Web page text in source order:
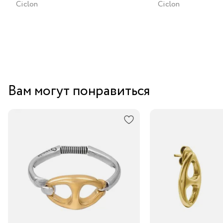
Ciclon Ciclon
Вам могут понравиться